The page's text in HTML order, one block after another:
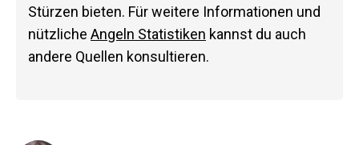
Stürzen bieten. Für weitere Informationen und
nützliche Angeln Statistiken kannst du auch
andere Quellen konsultieren.